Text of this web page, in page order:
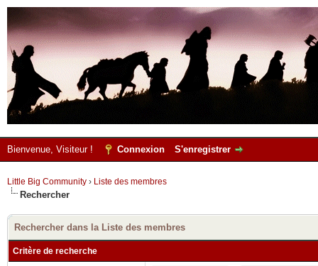
Bienvenue, Visiteur ! Connexion S'enregistrer
Little Big Community › Liste des membres
Rechercher
Rechercher dans la Liste des membres
Critère de recherche